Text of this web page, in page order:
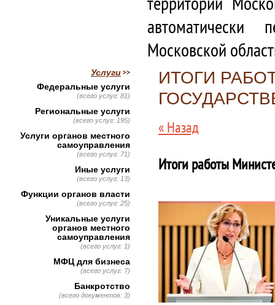
автоматически
Московской
ИТОГИ
« Назад
Итоги работы
Услуги
Федеральные услуги
(всего услуг: 81)
Региональные услуги
(всего услуг: 195)
Услуги органов местного
самоуправления
(всего услуг: 71)
Иные услуги
(всего услуг: 13)
Функции органов власти
(всего услуг: 25)
Уникальные услуги
органов местного
самоуправления
(всего услуг: 1)
МФЦ для бизнеса
(всего услуг: 7)
Банкротство
(всего документов: 3)